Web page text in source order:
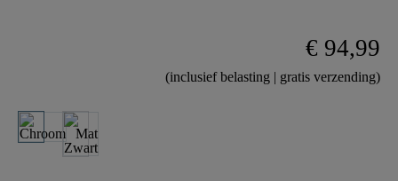
€ 94,99
(inclusief belasting | gratis verzending)